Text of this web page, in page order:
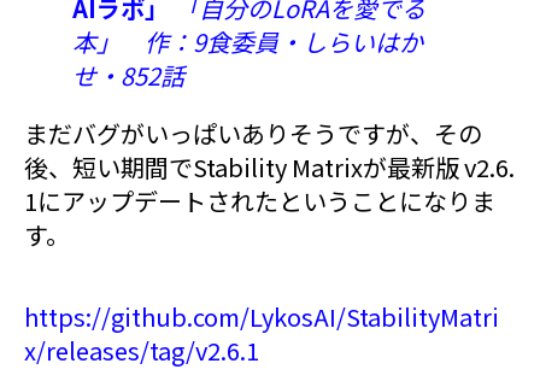
AIラボ」
「自分のLoRAを愛でる
本」 作：9食委員・しらいはか
せ・852話
まだバグがいっぱいありそうですが、その
後、短い期間でStability Matrixが最新版 v2.6.
1にアップデートされたということになりま
す。
https://github.com/LykosAI/StabilityMatri
x/releases/tag/v2.6.1